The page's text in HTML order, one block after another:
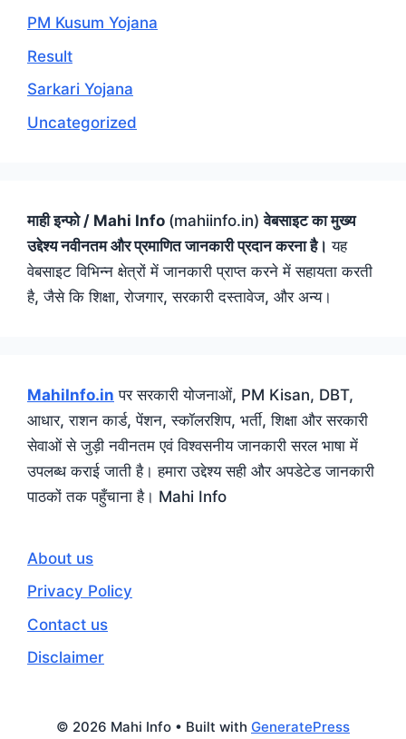
PM Kusum Yojana
Result
Sarkari Yojana
Uncategorized
माही इन्फो / Mahi Info (mahiinfo.in)वेबसाइट का मुख्य
उद्देश्य नवीनतम और प्रमाणित जानकारी प्रदान करना है। यह
वेबसाइट विभिन्न क्षेत्रों में जानकारी प्राप्त करने में सहायता करती
है, जैसे कि शिक्षा, रोजगार, सरकारी दस्तावेज, और अन्य।
MahiInfo.in पर सरकारी योजनाओं, PM Kisan, DBT,
आधार, राशन कार्ड, पेंशन, स्कॉलरशिप, भर्ती, शिक्षा और सरकारी
सेवाओं से जुड़ी नवीनतम एवं विश्वसनीय जानकारी सरल भाषा में
उपलब्ध कराई जाती है। हमारा उद्देश्य सही और अपडेटेड जानकारी
पाठकों तक पहुँचाना है। Mahi Info
About us
Privacy Policy
Contact us
Disclaimer
© 2026 Mahi Info • Built with GeneratePress